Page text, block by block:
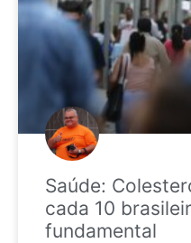
Saúde:
cada 10
fundamental